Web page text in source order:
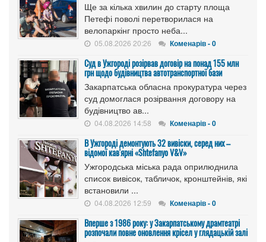
Ще за кілька хвилин до старту площа
Петефі поволі перетворилася на
велопаркінг просто неба...
05.08.2026 20:26 Коменарів - 0
Cуд в Ужгороді розірвав договір на понад 155 млн
грн щодо будівництва автотранспортної бази
Закарпатська обласна прокуратура через
суд домоглася розірвання договору на
будівництво ав...
04.08.2026 14:58 Коменарів - 0
В Ужгороді демонтують 32 вивіски, серед них –
відомої кав'ярні «Shtefanyo V&V»
Ужгородська міська рада оприлюднила
список вивісок, табличок, кронштейнів, які
встановили ...
04.08.2026 12:59 Коменарів - 0
Вперше з 1986 року: у Закарпатському драмтеатрі
розпочали повне оновлення крісел у глядацькій залі